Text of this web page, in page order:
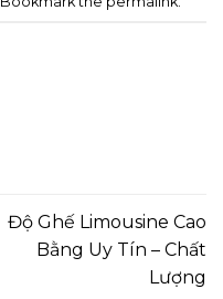
Độ Ghế Limousine Cao
Bằng Uy Tín – Chất
Lượng